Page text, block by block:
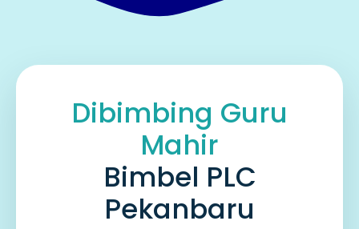
Dibimbing Guru
Mahir
Bimbel PLC
Pekanbaru